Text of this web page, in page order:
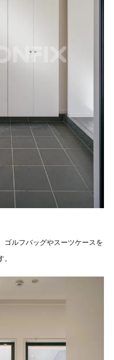
ゴルフバッグやスーツケースを